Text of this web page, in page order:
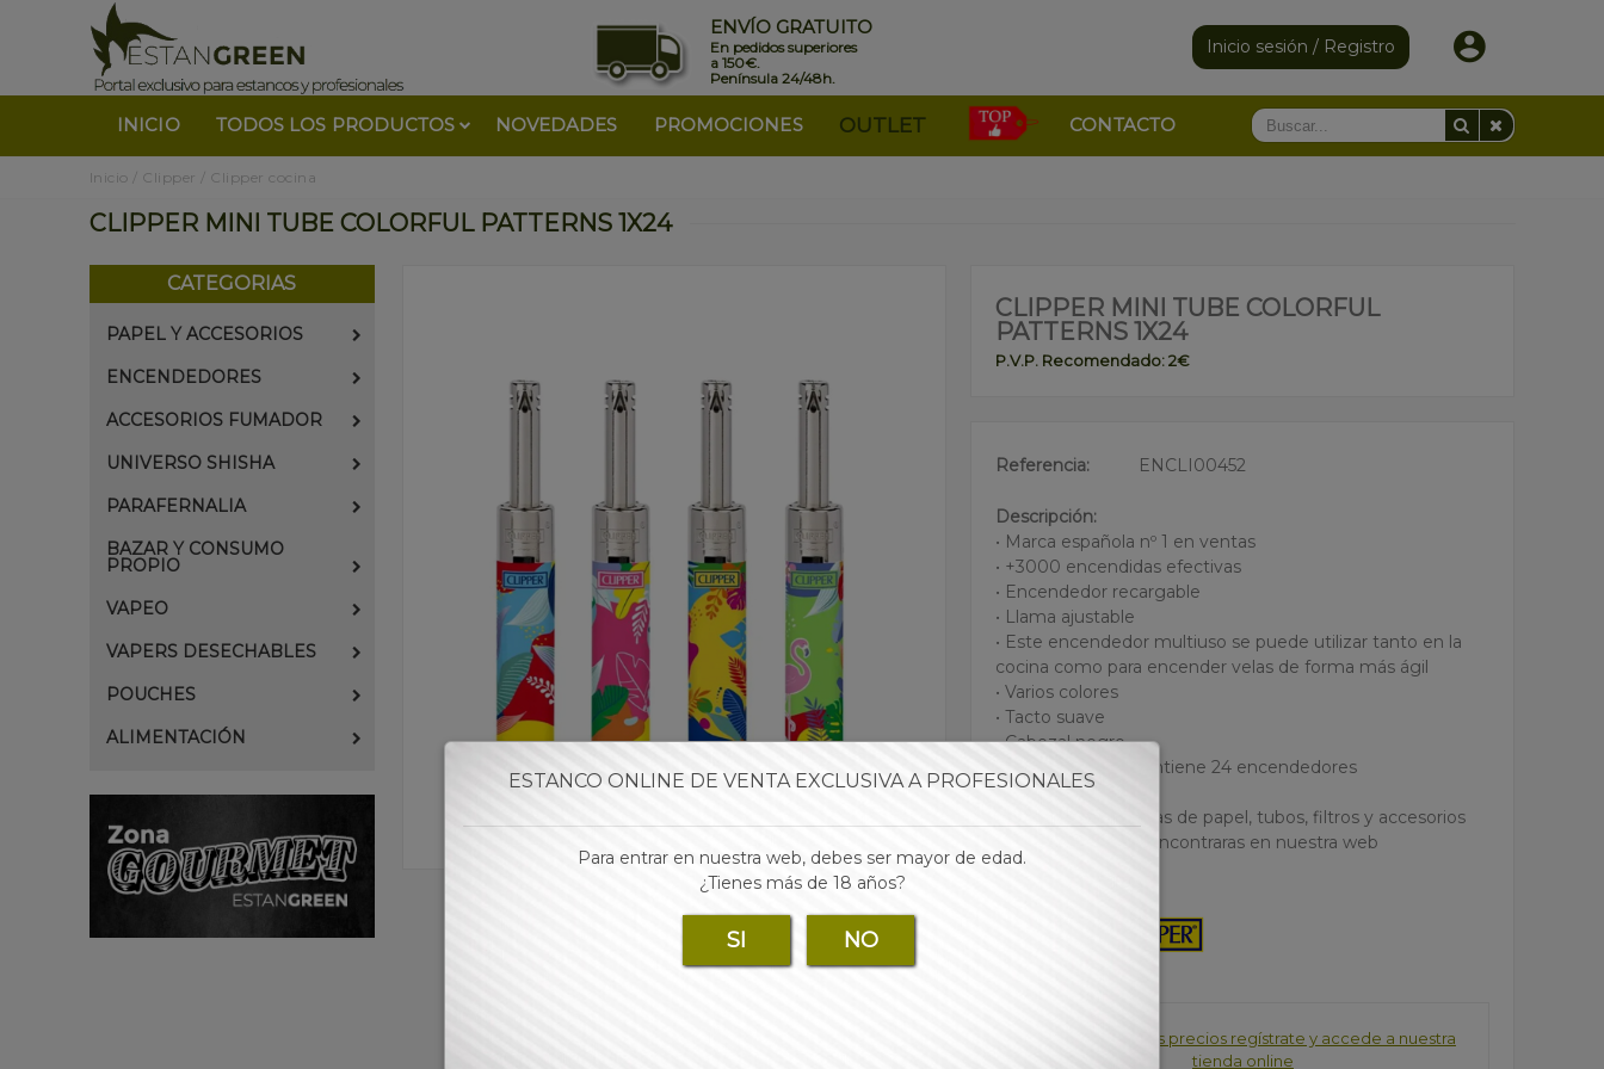
ENVÍO GRATUITO
En pedidos superiores
a 150€.
Península 24/48h.
Inicio sesión / Registro
INICIO TODOS LOS PRODUCTOS NOVEDADES PROMOCIONES OUTLET CONTACTO
Inicio Clipper Clipper cocina
CLIPPER MINI TUBE COLORFUL PATTERNS 1X24
CATEGORIAS
PAPEL Y ACCESORIOS
ENCENDEDORES
ACCESORIOS FUMADOR
UNIVERSO SHISHA
PARAFERNALIA
BAZAR Y CONSUMO
PROPIO
VAPEO
VAPERS DESECHABLES
POUCHES
ALIMENTACIÓN
CLIPPER MINI TUBE COLORFUL
PATTERNS 1X24
P.V.P. Recomendado: 2€
Referencia: ENCLI00452
Descripción:
• Marca española nº 1 en ventas
• +3000 encendidas efectivas
• Encendedor recargable
• Llama ajustable
• Este encendedor multiuso se puede utilizar tanto en la
cocina como para encender velas de forma más ágil
• Varios colores
• Tacto suave
• Cabezal negro
• Cada expositor contiene 24 encendedores
• Las mejores marcas de papel, tubos, filtros y accesorios
para tu estanco lo encontraras en nuestra web
Para consultar los precios regístrate y accede a nuestra
tienda online
ESTANCO ONLINE DE VENTA EXCLUSIVA A PROFESIONALES
Para entrar en nuestra web, debes ser mayor de edad.
¿Tienes más de 18 años?
SI NO